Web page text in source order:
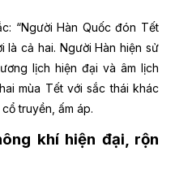
“Người Hàn Quốc đón Tết
là cả hai. Người Hàn hiện sử
lịch hiện đại và âm lịch
mùa Tết với sắc thái khác
truyền, ấm áp.
khí hiện đại, rộn